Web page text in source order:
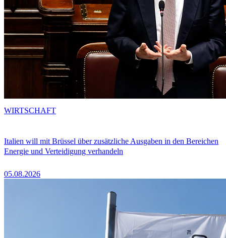
Italien will mit Brüssel über zusätzliche Ausgaben in den Bereichen
Energie und Verteidigung verhandeln
05.08.2026
WIRTSCHAFT